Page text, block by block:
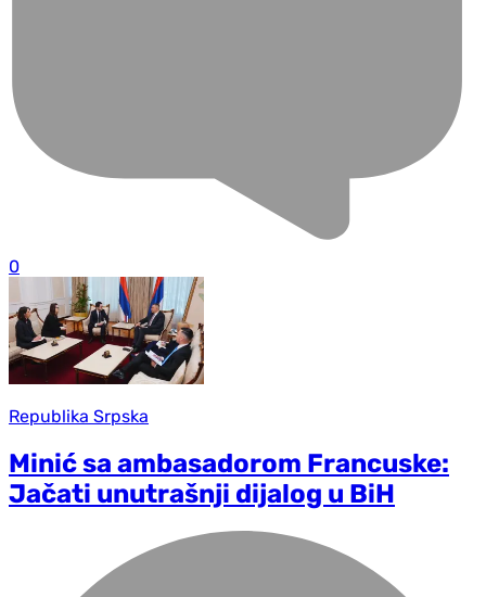
0
Republika Srpska
Minić sa ambasadorom Francuske:
Jačati unutrašnji dijalog u BiH